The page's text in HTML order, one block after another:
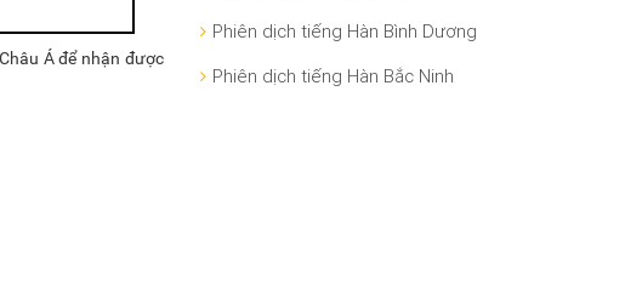
Á để nhận được
Phiên dịch tiếng Hàn Bình Dương
Phiên dịch tiếng Hàn Bắc Ninh